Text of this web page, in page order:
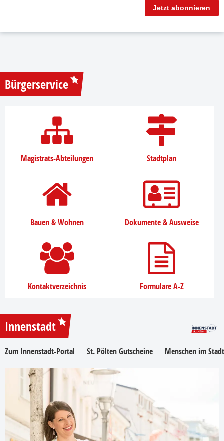
Jetzt abonnieren
Bürgerservice
Magistrats-Abteilungen Stadtplan
Bauen & Wohnen Dokumente & Ausweise
Kontaktverzeichnis Formulare A-Z
Innenstadt
Zum Innenstadt-Portal St. Pölten Gutscheine Menschen im